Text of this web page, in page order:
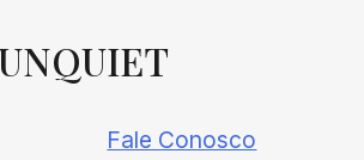
Fale Conosco